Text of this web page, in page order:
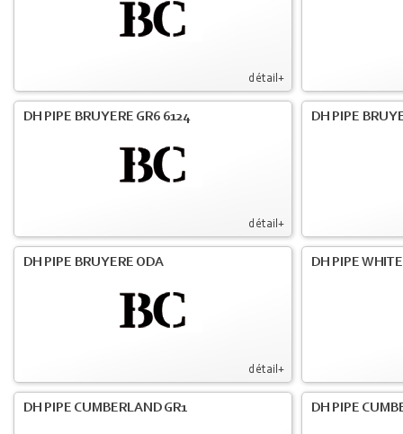
détail+
détail+
DH PIPE BRUYERE GR6 6124 DH PIPE
détail+
DH PIPE BRUYERE ODA DH PIPE
DH PIPE CUMBERLAND GR1 DH PIPE